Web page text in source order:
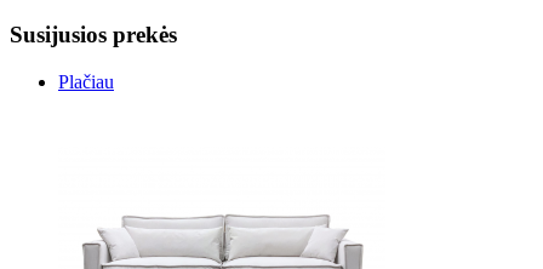
Susijusios prekės
Plačiau